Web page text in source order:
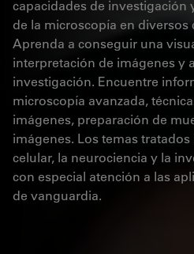
capacidades de investigación
de la microscopía en
Aprenda a conseguir una
interpretación de imágenes y
investigación. Encuentre
microscopía avanzada,
imágenes, preparación de
imágenes. Los temas
celular, la neurociencia y la
con especial atención a las
de vanguardia.